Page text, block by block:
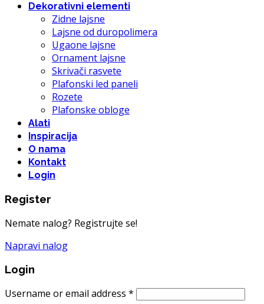
Dekorativni elementi
Zidne lajsne
Lajsne od duropolimera
Ugaone lajsne
Ornament lajsne
Skrivači rasvete
Plafonski led paneli
Rozete
Plafonske obloge
Alati
Inspiracija
O nama
Kontakt
Login
Register
Nemate nalog? Registrujte se!
Napravi nalog
Login
Username or email address *